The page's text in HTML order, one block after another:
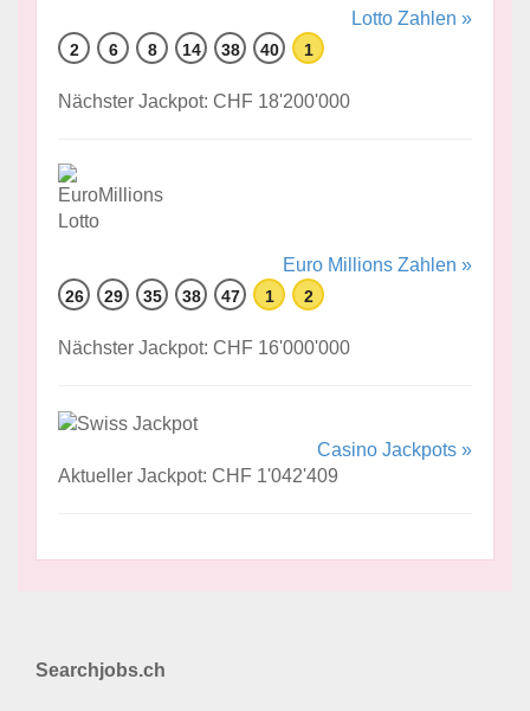
Lotto Zahlen »
2 6 8 14 38 40 1
Nächster Jackpot: CHF 18'200'000
Euro Millions Zahlen »
26 29 35 38 47 1 2
Nächster Jackpot: CHF 16'000'000
Casino Jackpots »
Aktueller Jackpot: CHF 1'042'409
Searchjobs.ch